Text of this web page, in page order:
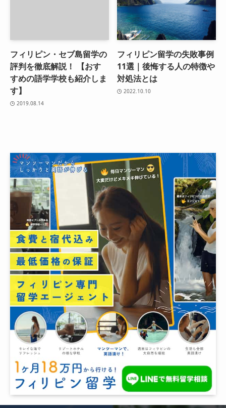
フィリピン・セブ島留学の
評判を徹底解説！ 【おす
すめの語学学校も紹介しま
す】
2019.08.14
フィリピン留学の失敗事例
11選｜後悔する人の特徴や
対処法とは
2022.10.10